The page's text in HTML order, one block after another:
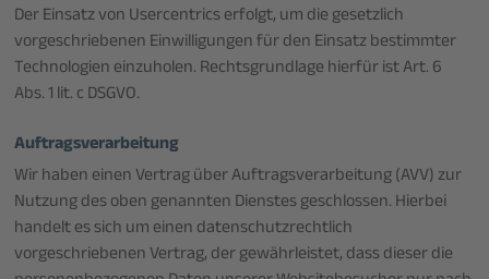
Der Einsatz von Usercentrics erfolgt, um die gesetzlich
vorgeschriebenen Einwilligungen für den Einsatz bestimmter
Technologien einzuholen. Rechtsgrundlage hierfür ist Art. 6
Abs. 1 lit. c DSGVO.
Auftragsverarbeitung
Wir haben einen Vertrag über Auftragsverarbeitung (AVV) zur
Nutzung des oben genannten Dienstes geschlossen. Hierbei
handelt es sich um einen datenschutzrechtlich
vorgeschriebenen Vertrag, der gewährleistet, dass dieser die